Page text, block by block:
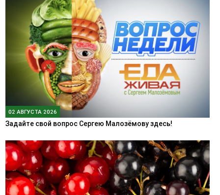
02 АВГУСТА 2026
Задайте свой вопрос Сергею Малозёмову здесь!